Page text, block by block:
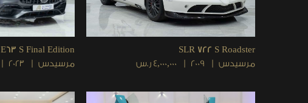
SLR 722 S Roadster
مرسيدس
2009
E63 S Final Edition
مرسيدس
2023